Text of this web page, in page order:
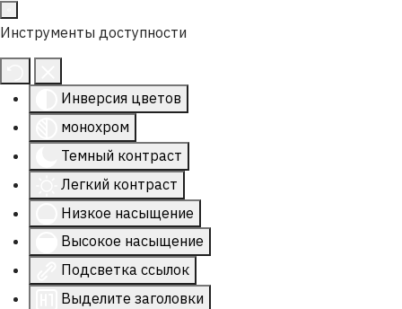
Инструменты доступности
Инверсия цветов
монохром
Темный контраст
Легкий контраст
Низкое насыщение
Высокое насыщение
Подсветка ссылок
Выделите заголовки